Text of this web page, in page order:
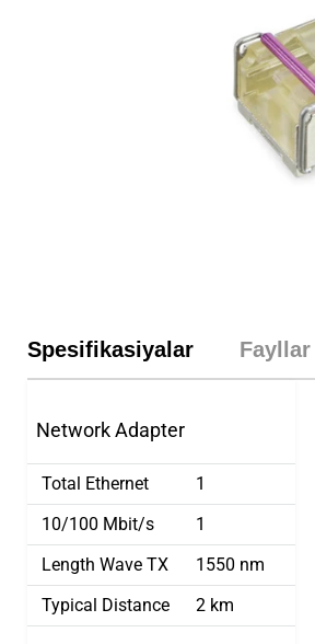
Spesifikasiyalar Fayllar
Network Adapter
Total Ethernet
1
10/100 Mbit/s
1
Length Wave TX
1550 nm
Typical Distance
2 km